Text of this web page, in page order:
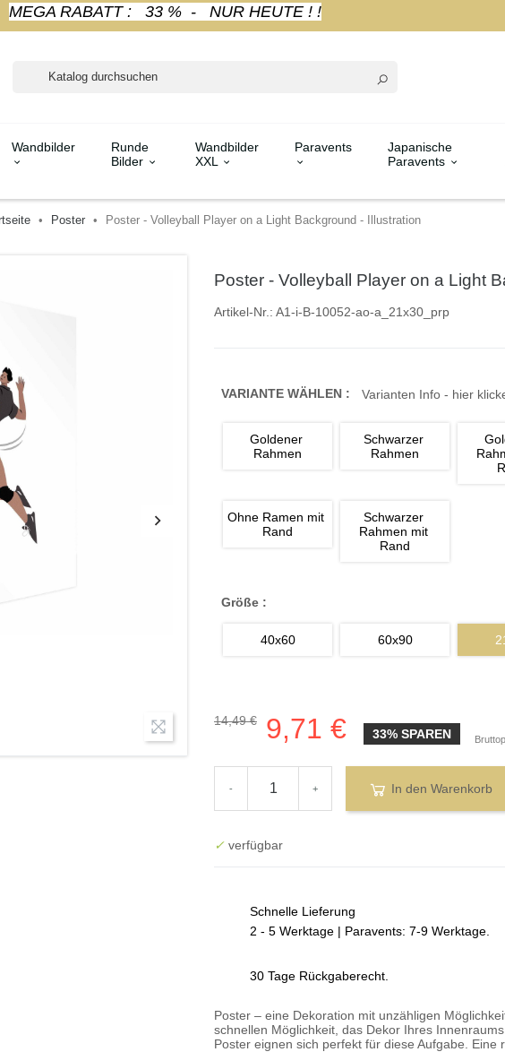
MEGA RABATT : 33 % - NUR HEUTE ! !
Wandbilder
Runde
Bilder
Wandbilder
XXL
Paravents
Japanische
Paravents
Poster Poster - Volleyball Player on a Light Background - Illustration
Poster - Volleyball Player on a Light
Artikel-Nr.: A1-i-B-10052-ao-a_21x30_prp
VARIANTE WÄHLEN : Varianten Info - hier
Goldener
Rahmen
Schwarzer
Rahmen
Ohne Ramen mit
Rand
Schwarzer
Rahmen mit
Rand
Größe :
40x60 60x90
14,49 € 9,71 € 33% SPAREN
- + In den Warenkorb
✓ verfügbar
Schnelle Lieferung
2 - 5 Werktage | Paravents: 7-9 Werktage.
30 Tage Rückgaberecht.
Poster – eine Dekoration mit unzähligen
schnellen Möglichkeit, das Dekor Ihres
Poster eignen sich perfekt für diese Aufgabe. Eine